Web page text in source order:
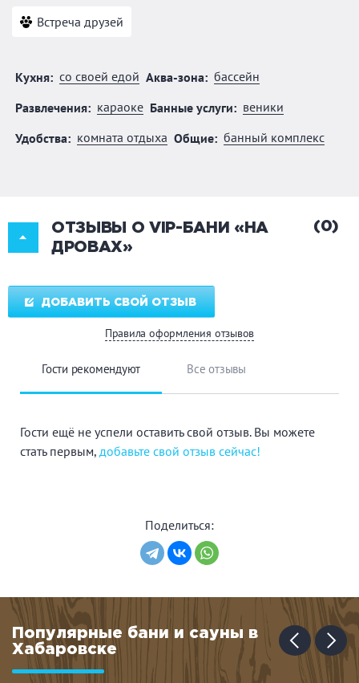
Встреча друзей
Кухня: со своей едой Аква-зона: бассейн
Развлечения: караоке Банные услуги: веники
Удобства: комната отдыха Общие: банный комплекс
ОТЗЫВЫ О VIP-БАНИ «НА
ДРОВАХ»
(0)
ДОБАВИТЬ СВОЙ ОТЗЫВ
Правила оформления отзывов
Гости рекомендуют Все отзывы
Гости ещё не успели оставить свой отзыв. Вы можете
стать первым, добавьте свой отзыв сейчас!
Поделиться:
Популярные бани и сауны в
Хабаровске